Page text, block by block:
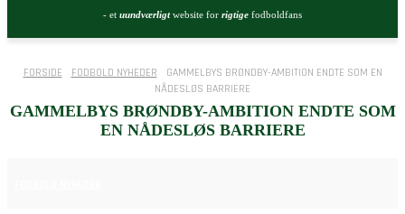
- et uundværligtwebsite for rigtige fodboldfans
FORSIDE FODBOLD NYHEDER
GAMMELBYS BRØNDBY-AMBITION ENDTE SOM EN
NÅDESLØS BARRIERE
GAMMELBYS BRØNDBY-AMBITION ENDTE SOM
EN NÅDESLØS BARRIERE